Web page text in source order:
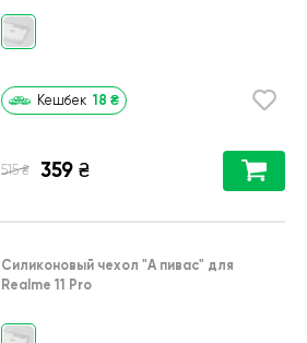
Кешбек 18 ₴
515 ₴ 359 ₴
Силиконовый чехол "А пивас" для
Realme 11 Pro